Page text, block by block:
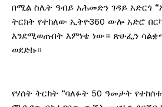
በሚል ስሌት ዓብይ አሕመድን ገዳይ አድርጎ
ትርክት የተከለው ኢትዮ360 ውሎ አድሮ
እንደሚወጡበት እምነቴ ነው። ጽሁፌን
ወደድኩ።
የሃሰት ትርክት “ባለፉት 50 ዓመታት